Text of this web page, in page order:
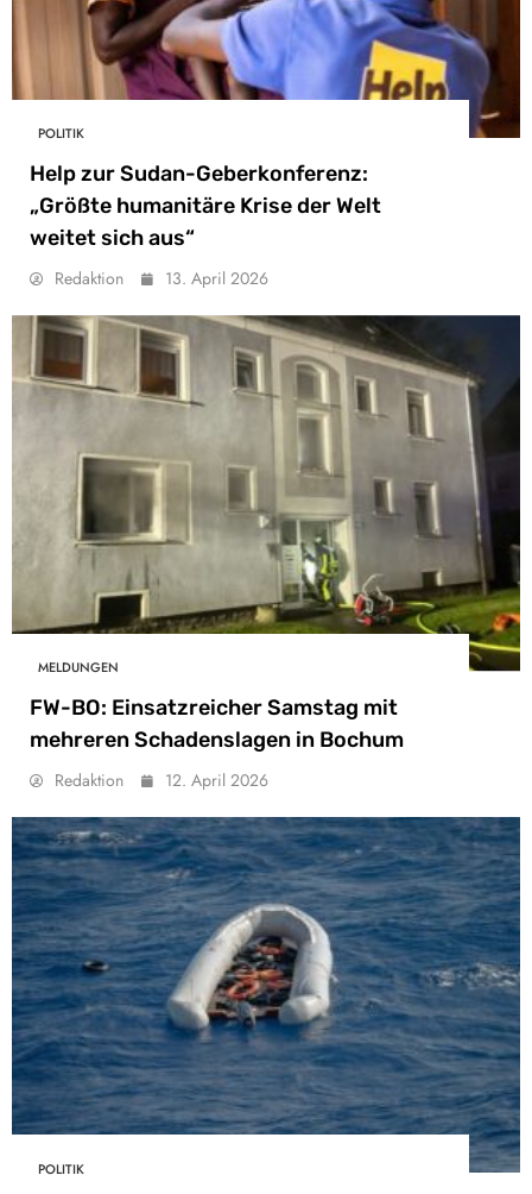
POLITIK
Help zur Sudan-Geberkonferenz:
„Größte humanitäre Krise der Welt
weitet sich aus“
Redaktion 13. April 2026
MELDUNGEN
FW-BO: Einsatzreicher Samstag mit
mehreren Schadenslagen in Bochum
Redaktion 12. April 2026
POLITIK